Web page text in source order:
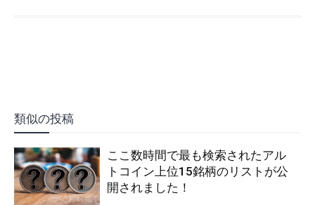
類似の投稿
ここ数時間で最も検索されたアル
トコイン上位15銘柄のリストが公
開されました！